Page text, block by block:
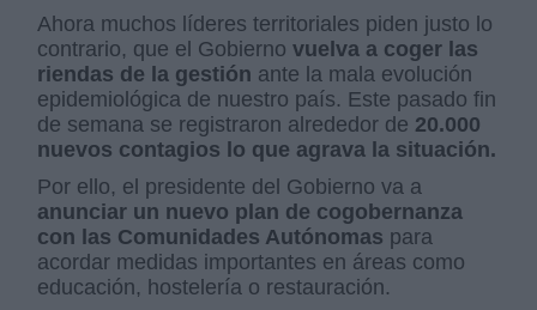
Ahora muchos líderes territoriales piden justo lo
contrario, que el Gobiernovuelva a coger las
riendas de la gestión ante la mala evolución
epidemiológica de nuestro país. Este pasado fin
de semana se registraron alrededor de 20.000
nuevos contagios lo que agrava la situación.
Por ello, el presidente del Gobierno va a
anunciar un nuevo plan de cogobernanza
con las Comunidades Autónomas para
acordar medidas importantes en áreas como
educación, hostelería o restauración.